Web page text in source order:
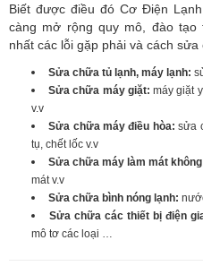
Biết được điều đó Cơ Điện
càng mở rộng quy mô, đào
nhất các lỗi gặp phải và cách
Sửa chữa tủ lạnh, máy lạnh:
Sửa chữa máy giặt:máy giặt
v.v
Sửa chữa máy điều hòa: sửa
tụ, chết lốc v.v
Sửa chữa máy làm mát
mát v.v
Sửa chữa bình nóng lạnh:
Sửa chữa các thiết bị điện
mô tơ các loại …